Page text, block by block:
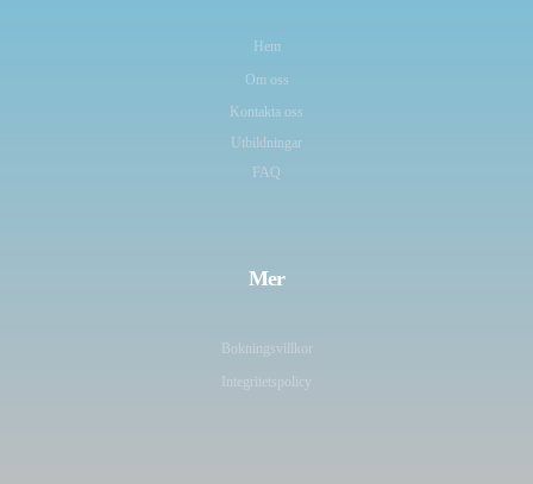
Hem
Om oss
Kontakta oss
Utbildningar
FAQ
Mer
Bokningsvillkor
Integritetspolicy